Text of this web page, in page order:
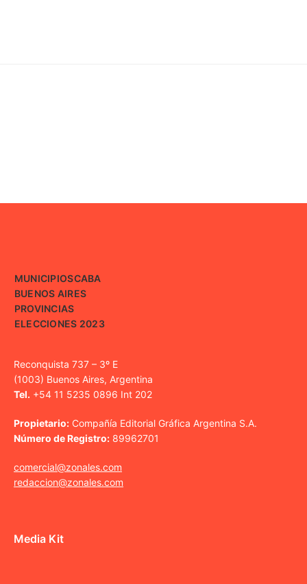
MUNICIPIOSCABA
BUENOS AIRES
PROVINCIAS
ELECCIONES 2023
Reconquista 737 – 3º E
(1003) Buenos Aires, Argentina
Tel. +54 11 5235 0896 Int 202
Propietario: Compañía Editorial Gráfica Argentina S.A.
Número de Registro: 89962701
comercial@zonales.com
redaccion@zonales.com
Media Kit